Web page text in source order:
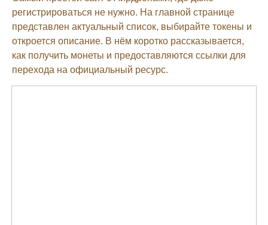
регистрироваться не нужно. На главной странице
представлен актуальный список, выбирайте токены и
откроется описание. В нём коротко рассказывается,
как получить монеты и предоставляются ссылки для
перехода на официальный ресурс.